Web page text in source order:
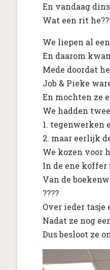
En vandaag
Wat een rit
We liepen al
En daarom
Mede doordat
Job & Pieke
En mochten ze
We hadden
1. tegenwerken
2. maar eerlijk
We kozen voor
In de ene koffer
Van de
????
Over ieder tasje
Nadat ze nog
Dus besloot ze